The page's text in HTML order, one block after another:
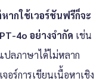
ากใช้เวอร์ชันฟรีก็จะ
4o อย่างจำกัด เช่น
ปลภาษาได้ไม่หลาก
อร์การเขียนเนื้อหาเชิง